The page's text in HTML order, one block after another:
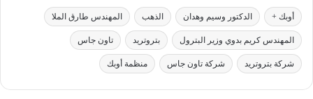
أوبك + الدكتور وسيم وهدان الذهب المهندس طارق الملا
المهندس كريم بدوي وزير البترول بتروتريد تاون جاس
شركة بتروتريد شركة تاون جاس منظمة أوبك